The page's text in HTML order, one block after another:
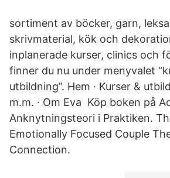
sortiment av böcker, garn,
skrivmaterial, kök och
inplanerade kurser, clinics och
finner du nu under menyvalet
utbildning”. Hem · Kurser &
m.m. · Om Eva Köp boken på
Anknytningsteori i Praktiken.
Emotionally Focused Couple
Connection.